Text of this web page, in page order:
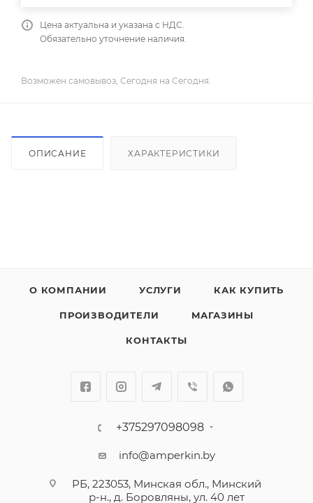
Цена актуальна и указана с НДС.
Обязательно уточнение наличия.
Возможен самовывоз, Сегодня на Сегодня.
ОПИСАНИЕ ХАРАКТЕРИСТИКИ
О КОМПАНИИ УСЛУГИ КАК КУПИТЬ
ПРОИЗВОДИТЕЛИ МАГАЗИНЫ
КОНТАКТЫ
+375297098098
info@amperkin.by
РБ, 223053, Минская обл., Минский
р-н., д. Боровляны, ул. 40 лет